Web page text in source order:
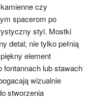
czy
spacerom po
styl. Mostki
detal; nie tylko pełnią
element
fontannach lub stawach
wizualnie
stworzenia